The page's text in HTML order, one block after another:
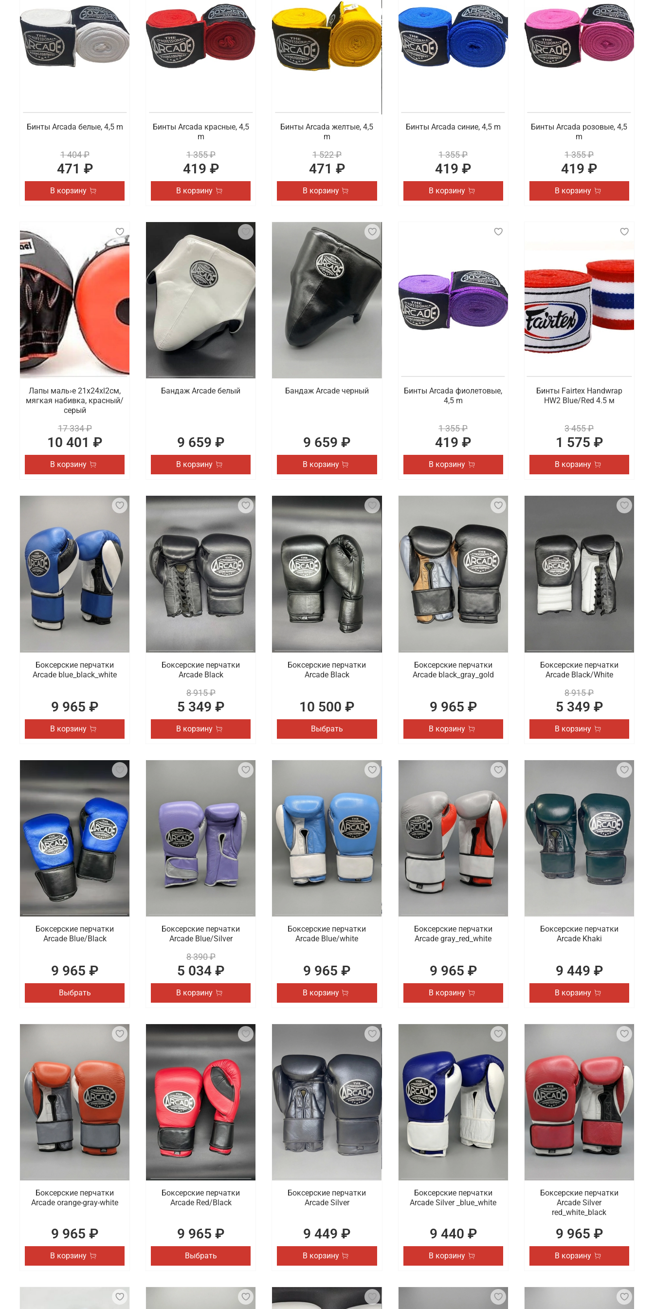
Что мы предлагаем на выбор
В ассортименте доступны на выбор разные виды спортивной экипировки, которая пригодится во время любительского или профессионального спорта. В наличии
представлены бинты и перчатки. Также вы можете подобрать для себя защитный бандаж, защиту голеностопа и паха. В наличии боксерские капы и другие
актуальные товары.
Где заказать профессиональную экипировку для спорта с удобной доставкой в Петрозаводске
Бинты Arcada белые, 4,5 m
1 404 ₽
471 ₽
В корзину
Бинты Arcada красные, 4,5
m
1 355 ₽
419 ₽
В корзину
Бинты Arcada желтые, 4,5
m
1 522 ₽
471 ₽
В корзину
Бинты Arcada синие, 4,5 m
1 355 ₽
419 ₽
В корзину
Бинты Arcada розовые, 4,5
m
1 355 ₽
419 ₽
В корзину
Лапы маль›е 21x24xl2cм,
мягкая набивка, красный/
серый
17 334 ₽
10 401 ₽
В корзину
Бандаж Arcade белый
9 659 ₽
В корзину
Бандаж Arcade черный
9 659 ₽
В корзину
Бинты Arcada фиолетовые,
4,5 m
1 355 ₽
419 ₽
В корзину
Бинты Fairtex Handwrap
HW2 Blue/Red 4.5 м
3 455 ₽
1 575 ₽
В корзину
Боксерские перчатки
Arcade blue_black_white
9 965 ₽
В корзину
Боксерские перчатки
Arcade Black
8 915 ₽
5 349 ₽
В корзину
Боксерские перчатки
Arcade Black
10 500 ₽
Выбрать
Боксерские перчатки
Arcade black_gray_gold
9 965 ₽
В корзину
Боксерские перчатки
Arcade Black/White
8 915 ₽
5 349 ₽
В корзину
Боксерские перчатки
Arcade Blue/Black
9 965 ₽
Выбрать
Боксерские перчатки
Arcade Blue/Silver
8 390 ₽
5 034 ₽
В корзину
Боксерские перчатки
Arcade Blue/white
9 965 ₽
В корзину
Боксерские перчатки
Arcade gray_red_white
9 965 ₽
В корзину
Боксерские перчатки
Arcade Khaki
9 449 ₽
В корзину
Боксерские перчатки
Arcade orange-gray-white
9 965 ₽
В корзину
Боксерские перчатки
Arcade Red/Black
9 965 ₽
Выбрать
Боксерские перчатки
Arcade Silver
9 449 ₽
В корзину
Боксерские перчатки
Arcade Silver _blue_white
9 440 ₽
В корзину
Боксерские перчатки
Arcade Silver
red_white_black
9 965 ₽
В корзину